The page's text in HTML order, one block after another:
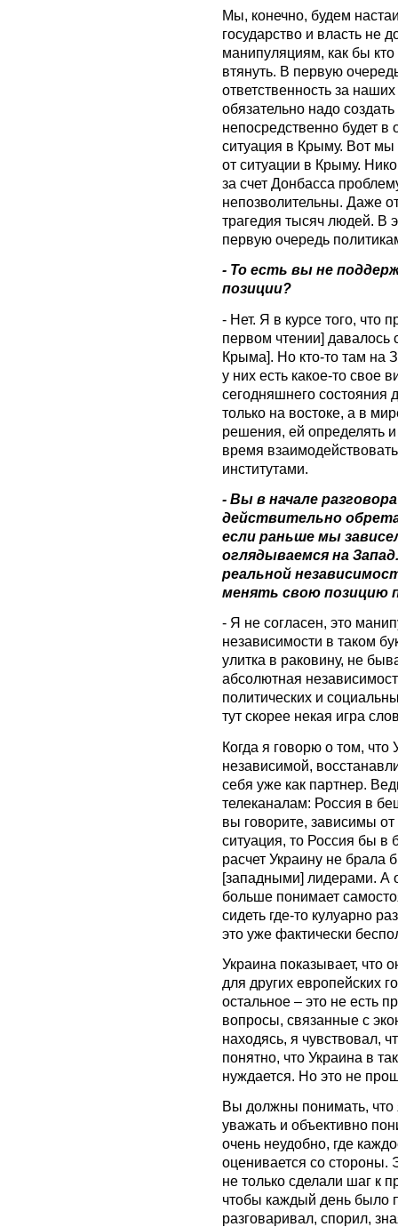
Мы, конечно, будем
государство и власть не
манипуляциям, как бы
втянуть. В первую
ответственность за
обязательно надо
непосредственно будет
ситуация в Крыму. Вот мы
от ситуации в Крыму.
за счет Донбасса
непозволительны. Даже
трагедия тысяч людей. В
первую очередь
- То есть вы не
позиции?
- Нет. Я в курсе того, что
первом чтении] давалось
Крыма]. Но кто-то там на
у них есть какое-то свое
сегодняшнего состояния
только на востоке, а в
решения, ей определять
время
институтами.
- Вы в начале
действительно
если раньше мы
оглядываемся на
реальной
менять свою позицию
- Я не согласен, это
независимости в таком
улитка в раковину, не
абсолютная
политических и
тут скорее некая игра
Когда я говорю о том, что
независимой,
себя уже как партнер.
телеканалам: Россия в
вы говорите, зависимы
ситуация, то Россия бы
расчет Украину не брала
[западными] лидерами. А
больше понимает
сидеть где-то кулуарно
это уже фактически
Украина показывает, что
для других европейских
остальное – это не есть
вопросы, связанные с
находясь, я чувствовал,
понятно, что Украина в
нуждается. Но это не
Вы должны понимать, что
уважать и объективно
очень неудобно, где
оценивается со стороны.
не только сделали шаг к
чтобы каждый день было
разговаривал, спорил,